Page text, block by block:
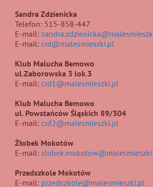
Sandra Zdzienicka
Telefon: 515-858-447
E-mail:
E-mail: crd@malesmieszki.pl
Klub Malucha Bemowo
ul.Zaborowska 3 lok.3
E-mail: crd1@malesmieszki.pl
Klub Malucha Bemowo
ul. Powstańców Śląskich 89/304
E-mail: crd2@malesmieszki.pl
Żłobek Mokotów
E-mail:
Przedszkole Mokotów
E-mail: przedszkole@malesmieszki.pl